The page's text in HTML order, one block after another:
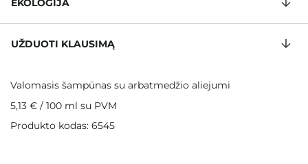
EKOLOGIJA
UŽDUOTI KLAUSIMĄ
Valomasis šampūnas su arbatmedžio aliejumi
5,13 € / 100 ml su PVM
Produkto kodas: 6545